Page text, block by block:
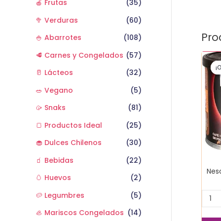
🍎 Frutas
(35)
🥦 Verduras
(60)
🍚 Abarrotes
(108)
🥩 Carnes y Congelados (57)
🥛 Lácteos
(32)
🥗 Vegano
(5)
🥠 Snaks
(81)
🍞 Productos Ideal
(25)
🧁 Dulces Chilenos
(30)
🧃 Bebidas
(22)
🥚 Huevos
(2)
🥔 Legumbres
(5)
🦪 Mariscos Congelados (14)
dolca
tarro
50
gr